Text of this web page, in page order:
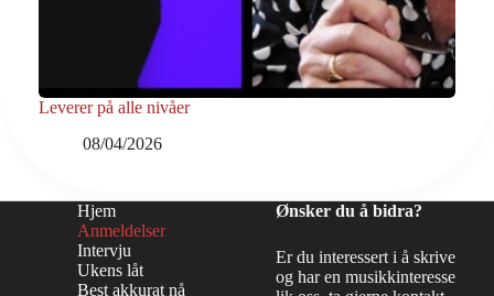
Leverer på alle nivåer
08/04/2026
Hjem
Anmeldelser
Intervju
Ukens låt
Best akkurat nå
Ønsker du å bidra?
Er du interessert i å skrive
og har en musikkinteresse